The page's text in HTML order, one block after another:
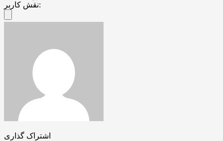
نقش کاربر:
اشتراک گذاری